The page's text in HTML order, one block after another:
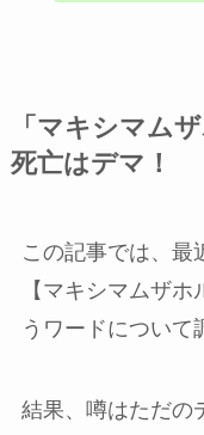
「マキシマム
死亡はデマ！
この記事では、最
【マキシマムザ
うワードについて
結果、噂はただの